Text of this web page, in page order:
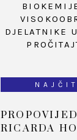
DJELATNIKE
RICARDA